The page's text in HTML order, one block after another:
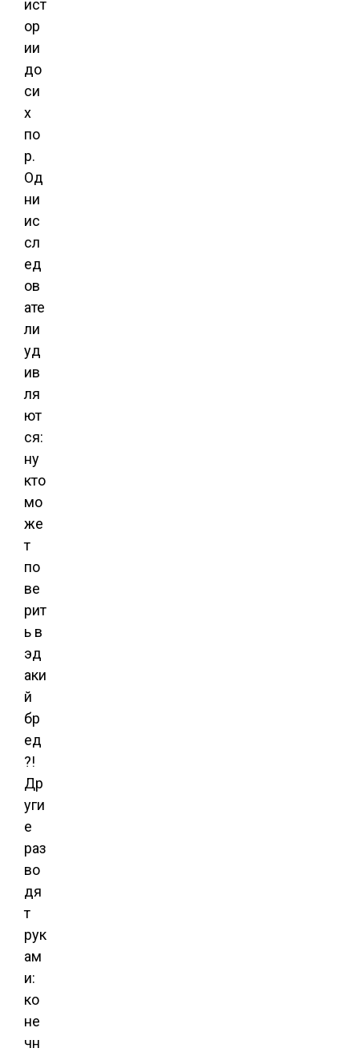
ист
ор
ии
до
си
х
по
р.
Од
ни
ис
сл
ед
ов
ате
ли
уд
ив
ля
ют
ся:
ну
кто
мо
же
т
по
ве
рит
ь в
эд
аки
й
бр
ед
?!
Др
уги
е
раз
во
дя
т
рук
ам
и:
ко
не
чн